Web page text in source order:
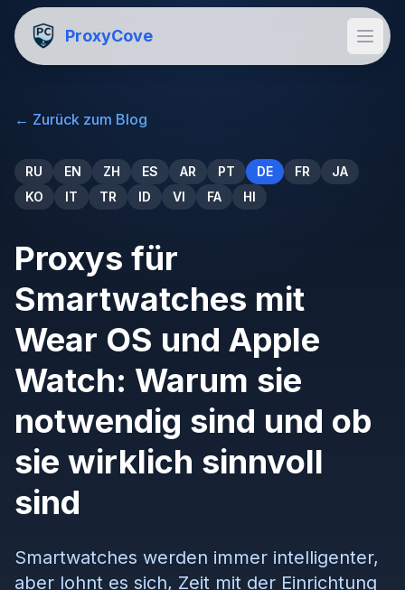
ProxyCove
← Zurück zum Blog
RU EN ZH ES AR PT DE FR
JA
KO
IT TR ID VI FA HI
Proxys für
Smartwatches mit
Wear OS und Apple
Watch: Warum sie
notwendig sind und ob
sie wirklich sinnvoll
sind
Smartwatches werden immer intelligenter,
aber lohnt es sich, Zeit mit der Einrichtung